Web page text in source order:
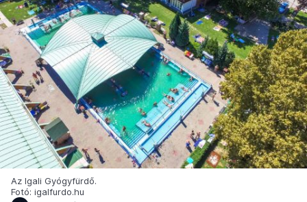
Az Igali Gyógyfürdő.
Fotó: igalfurdo.hu